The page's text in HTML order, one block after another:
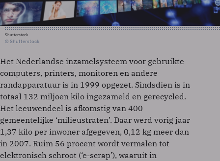
Shutterstock
© Shutterstock
Het Nederlandse inzamelsysteem voor gebruikte
computers, printers, monitoren en andere
randapparatuur is in 1999 opgezet. Sindsdien is in
totaal 132 miljoen kilo ingezameld en gerecycled.
Het leeuwendeel is afkomstig van 400
gemeentelijke ‘milieustraten’. Daar werd vorig jaar
1,37 kilo per inwoner afgegeven, 0,12 kg meer dan
in 2007. Ruim 56 procent wordt vermalen tot
elektronisch schroot (‘e-scrap’), waaruit in